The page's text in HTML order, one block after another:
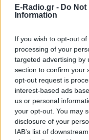
E-Radio.gr - Do Not
Information
If you wish to opt-out
processing of your
targeted advertising by
section to confirm your
opt-out request is
interest-based ads
us or personal
your opt-out. You may
disclosure of your
IAB’s list of